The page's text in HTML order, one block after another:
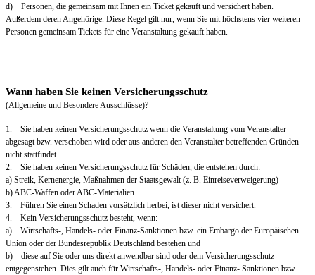
d) Personen, die gemeinsam mit Ihnen ein Ticket gekauft und versichert haben.
Außerdem deren Angehörige. Diese Regel gilt nur, wenn Sie mit höchstens vier weiteren
Personen gemeinsam Tickets für eine Veranstaltung gekauft haben.
Wann haben Sie keinen Versicherungsschutz
(Allgemeine und Besondere Ausschlüsse)?
1. Sie haben keinen Versicherungsschutz wenn die Veranstaltung vom Veranstalter
abgesagt bzw. verschoben wird oder aus anderen den Veranstalter betreffenden Gründen
nicht stattfindet.
2. Sie haben keinen Versicherungsschutz für Schäden, die entstehen durch:
a) Streik, Kernenergie, Maßnahmen der Staatsgewalt (z. B. Einreiseverweigerung)
b) ABC-Waffen oder ABC-Materialien.
3. Führen Sie einen Schaden vorsätzlich herbei, ist dieser nicht versichert.
4. Kein Versicherungsschutz besteht, wenn:
a) Wirtschafts-, Handels- oder Finanz-Sanktionen bzw. ein Embargo der Europäischen
Union oder der Bundesrepublik Deutschland bestehen und
b) diese auf Sie oder uns direkt anwendbar sind oder dem Versicherungsschutz
entgegenstehen. Dies gilt auch für Wirtschafts-, Handels- oder Finanz- Sanktionen bzw.